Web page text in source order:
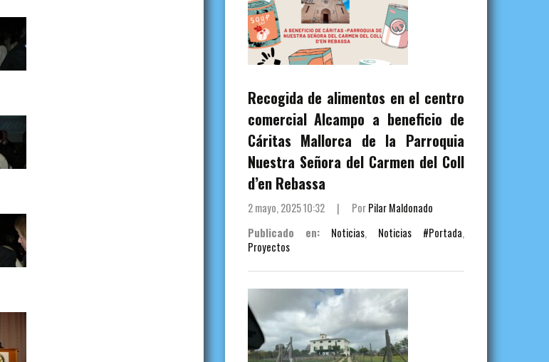
Recogida de alimentos en el centro
comercial Alcampo a beneficio de
Cáritas Mallorca de la Parroquia
Nuestra Señora del Carmen del Coll
d’en Rebassa
2 mayo, 2025 10:32 | PorPilar Maldonado
Publicado en:
Noticias, Noticias #Portada,
Proyectos